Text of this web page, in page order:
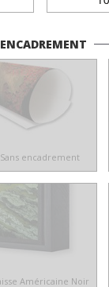
ENCADREMENT
Sans encadrement
Américaine Noir